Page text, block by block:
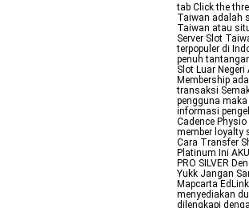
tab Click the
Taiwan adalah
Taiwan atau
Server Slot
terpopuler di
penuh
Slot Luar
Membership
transaksi
pengguna
informasi
Cadence
member loyalty
Cara Transfer
Platinum Ini
PRO SILVER
Yukk Jangan
Mapcarta
menyediakan
dilengkapi